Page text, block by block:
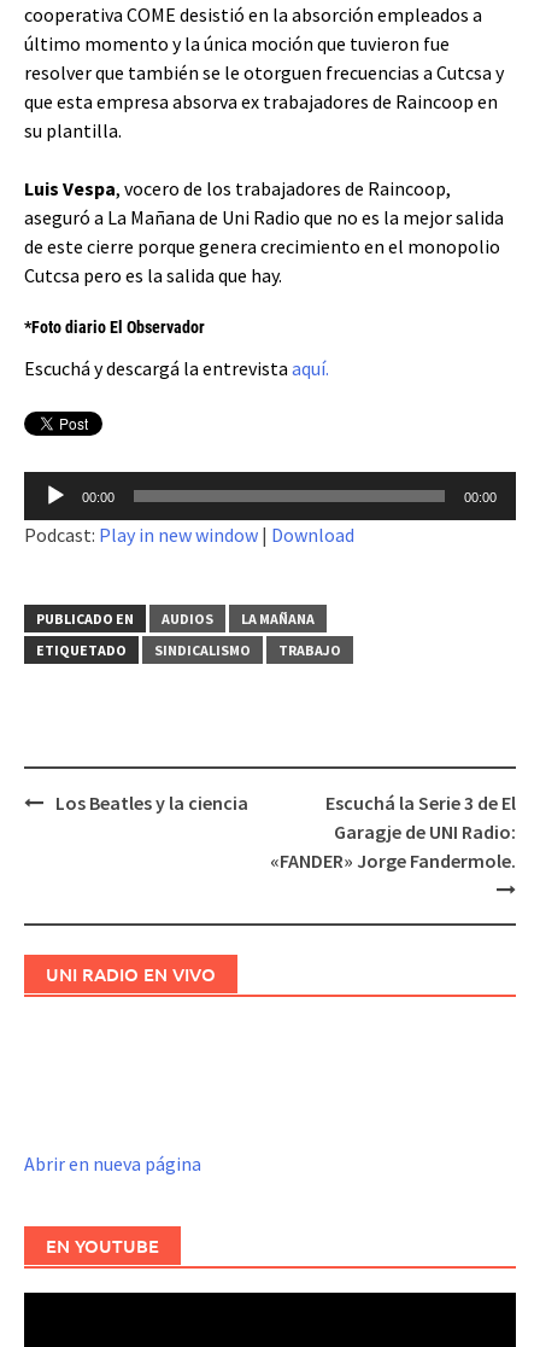
cooperativa COME desistió en la absorción empleados a
último momento y la única moción que tuvieron fue
resolver que también se le otorguen frecuencias a Cutcsa y
que esta empresa absorva ex trabajadores de Raincoop en
su plantilla.
Luis Vespa, vocero de los trabajadores de Raincoop,
aseguró a La Mañana de Uni Radio que no es la mejor salida
de este cierre porque genera crecimiento en el monopolio
Cutcsa pero es la salida que hay.
*Foto diario El Observador
Escuchá y descargá la entrevista aquí.
Reproductor
de
audio
00:00 00:00
Podcast: Play in new window | Download
PUBLICADO EN AUDIOS
LA MAÑANA
ETIQUETADO
SINDICALISMO TRABAJO
Los Beatles y la ciencia
Escuchá la Serie 3 de El
Garagje de UNI Radio:
«FANDER» Jorge Fandermole.
UNI RADIO EN VIVO
Abrir en nueva página
EN YOUTUBE